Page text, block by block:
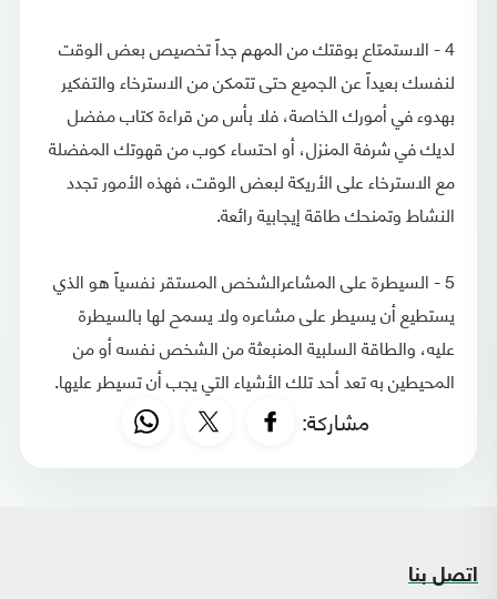
4 - الاستمتاع بوقتك من المهم جداً تخصيص بعض الوقت
لنفسك بعيداً عن الجميع حتى تتمكن من الاسترخاء والتفكير
بهدوء في أمورك الخاصة، فلا بأس من قراءة كتاب مفضل
لديك في شرفة المنزل، أو احتساء كوب من قهوتك المفضلة
مع الاسترخاء على الأريكة لبعض الوقت، فهذه الأمور تجدد
النشاط وتمنحك طاقة إيجابية رائعة.
5 - السيطرة على المشاعرالشخص المستقر نفسياً هو الذي
يستطيع أن يسيطر على مشاعره ولا يسمح لها بالسيطرة
عليه، والطاقة السلبية المنبعثة من الشخص نفسه أو من
المحيطين به تعد أحد تلك الأشياء التي يجب أن تسيطر عليها.
مشاركة:
اتصل بنا